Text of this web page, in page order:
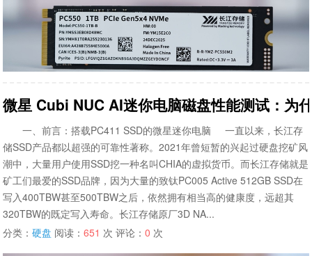
微星 Cubi NUC AI迷你电脑磁盘性能测试：为
一、前言：搭载PC411 SSD的微星迷你电脑 一直以来，长江存
储SSD产品都以超强的可靠性著称。2021年曾短暂的兴起过硬盘挖矿风
潮中，大量用户使用SSD挖一种名叫CHIA的虚拟货币。而长江存储就是
矿工们最爱的SSD品牌，因为大量的致钛PC005 Active 512GB SSD在
写入400TBW甚至500TBW之后，依然拥有相当高的健康度，远超其
320TBW的既定写入寿命。长江存储原厂3D NA...
分类：硬盘 阅读：651 次 评论：0 次